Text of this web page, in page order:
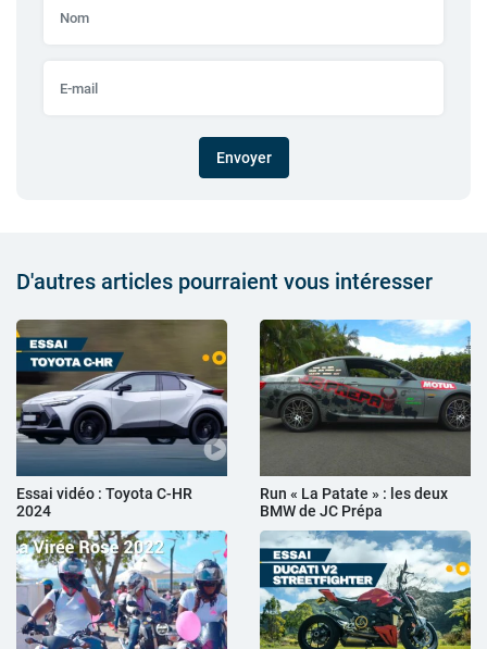
Envoyer
D'autres articles pourraient vous intéresser
Essai vidéo : Toyota C-HR
2024
Run « La Patate » : les deux
BMW de JC Prépa